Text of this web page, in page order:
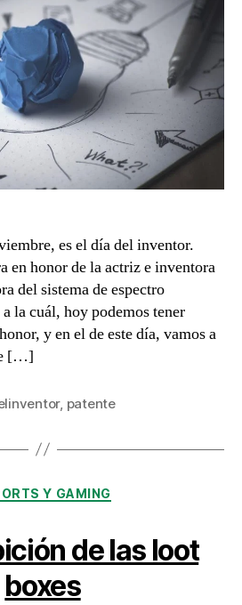
es el día del inventor.
en honor de la actriz e inventora
del sistema de espectro
la cuál, hoy podemos tener
y en el de este día, vamos a
[…]
, patente
Categorías
Y GAMING
de las loot
boxes